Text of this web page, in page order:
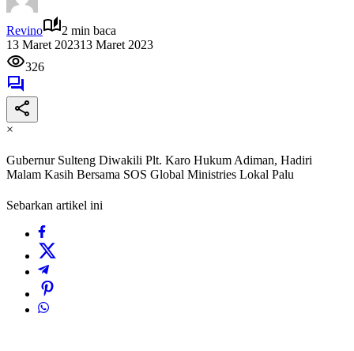
Revino
2 min baca
13 Maret 202313 Maret 2023
326
×
Gubernur Sulteng Diwakili Plt. Karo Hukum Adiman, Hadiri
Malam Kasih Bersama SOS Global Ministries Lokal Palu
Sebarkan artikel ini